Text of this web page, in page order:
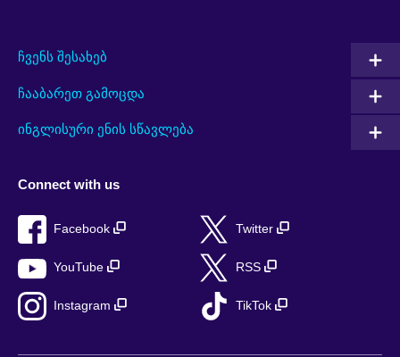
ჩვენს შესახებ
ჩააბარეთ გამოცდა
ინგლისური ენის სწავლება
Connect with us
Facebook Twitter
YouTube RSS
Instagram TikTok